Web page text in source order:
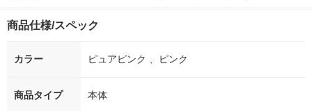
商品仕様/スペック
カラー ピュアピンク 、ピンク
商品タイプ 本体